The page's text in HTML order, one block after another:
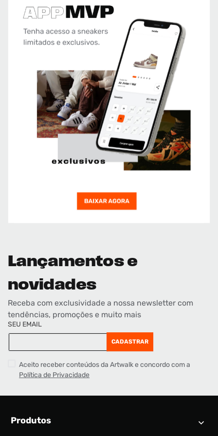
Lançamentos e
novidades
Receba com exclusividade a nossa newsletter com
tendências, promoções e muito mais
SEU EMAIL
CADASTRAR
Aceito receber conteúdos da Artwalk e concordo com a
Política de Privacidade
Produtos